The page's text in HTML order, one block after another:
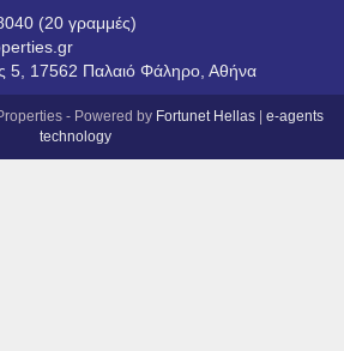
(20 γραμμές)
5, 17562 Παλαιό Φάληρο, Αθήνα
- Powered by Fortunet Hellas| e-agents
technology